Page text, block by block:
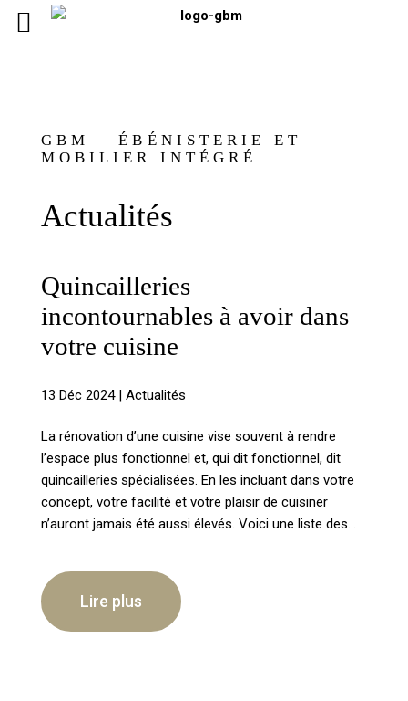
GBM – ÉBÉNISTERIE ET
MOBILIER INTÉGRÉ
Actualités
Quincailleries
incontournables à avoir dans
votre cuisine
13 Déc 2024| Actualités
La rénovation d’une cuisine vise souvent à rendre
l’espace plus fonctionnel et, qui dit fonctionnel, dit
quincailleries spécialisées. En les incluant dans votre
concept, votre facilité et votre plaisir de cuisiner
n’auront jamais été aussi élevés. Voici une liste des...
lire plus